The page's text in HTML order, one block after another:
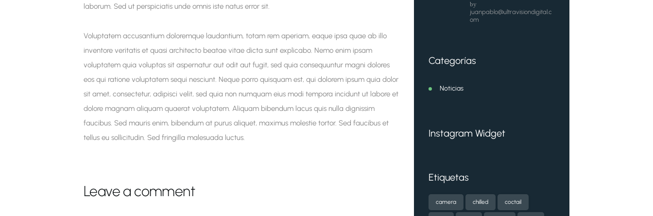
laborum. Sed ut perspiciatis unde omnis iste natus error sit.
Voluptatem accusantium doloremque laudantium, totam rem aperiam, eaque ipsa quae ab illo
inventore veritatis et quasi architecto beatae vitae dicta sunt explicabo. Nemo enim ipsam
voluptatem quia voluptas sit aspernatur aut odit aut fugit, sed quia consequuntur magni dolores
eos qui ratione voluptatem sequi nesciunt. Neque porro quisquam est, qui dolorem ipsum quia dolor
sit amet, consectetur, adipisci velit, sed quia non numquam eius modi tempora incidunt ut labore et
dolore magnam aliquam quaerat voluptatem. Aliquam bibendum lacus quis nulla dignissim
faucibus. Sed mauris enim, bibendum at purus aliquet, maximus molestie tortor. Sed faucibus et
tellus eu sollicitudin. Sed fringilla malesuada luctus.
Leave a comment
by
juanpablo@ultravisiondigital.c
om
Categorías
Noticias
Instagram Widget
Etiquetas
camera chilled coctail